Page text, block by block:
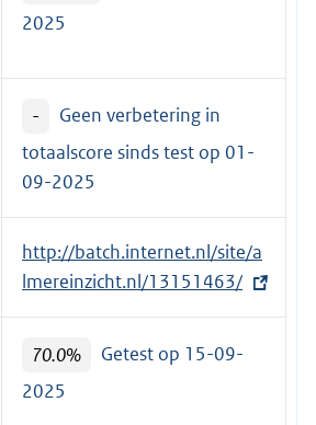
2025
-
Geen verbetering in
totaalscore sinds test op 01-
09-2025
E
x
t
n
http://batch.internet.nl/site/a
lmereinzicht.nl/13151463/
70.0%
Getest op 15-09-
2025